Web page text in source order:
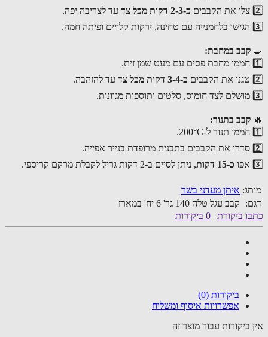
2️⃣ צלו את הקבבים
כ-2-3 דקות מכל צד
עד לצריבה יפה.
3️⃣ הגישו בלחמנייה עם טחינה, ירקות קלויים ופיתה חמה.
🍳 קבב במחבת:
1️⃣ חממו מחבת פסים עם מעט שמן זית.
2️⃣ טגנו את הקבבים
כ-3-4 דקות מכל צד
עד להזהבה.
3️⃣ מושלם לצד חומוס, סלטים ותוספות מגוונות.
🔥 קבב בתנור:
1️⃣ חממו תנור ל-200°C.
2️⃣ סדרו את הקבבים בתבנית מרופדת בנייר אפייה.
3️⃣ אפו
כ-15 דקות , ניתן לסיים ב-2 דקות גריל לקבלת מרקם קריספי.
מותג: איתן מעדני בשר
דגם:
קבב עגל טלה 140 גר' 6 יח' במארז
כתבו ביקורת | 0 ביקורות
ביקורות (0)
אפשרויות איסוף ומשלוח
אין ביקורות עבור מוצר זה